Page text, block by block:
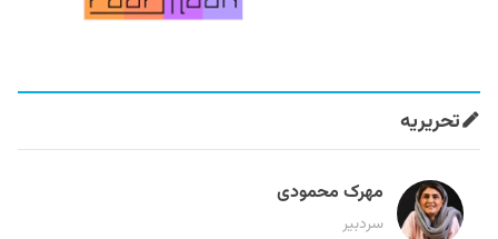
تحریریه
مهرک محمودی
سردبیر